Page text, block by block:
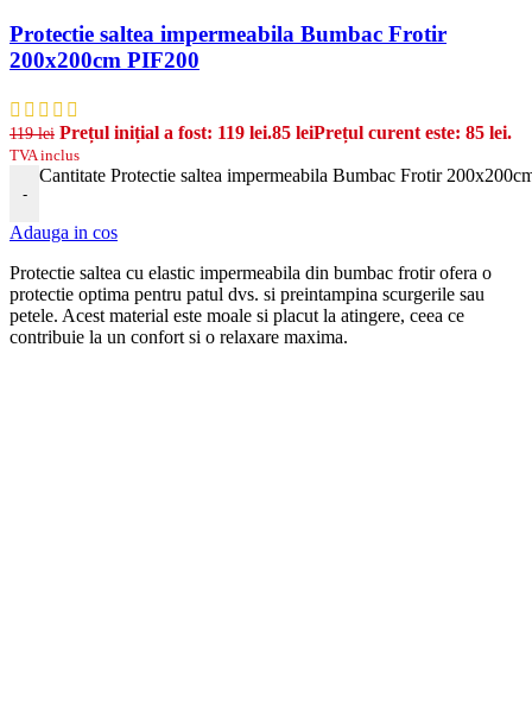
Protectie saltea impermeabila Bumbac Frotir
200x200cm PIF200
119lei Prețul inițial a fost: 119 lei.85 leiPrețul curent este: 85 lei.
TVA inclus
-
Cantitate Protectie saltea impermeabila Bumbac Frotir
Adauga in cos
Protectie saltea cu elastic impermeabila din bumbac frotirofera o
protectie optima pentru patul dvs. si preintampina scurgerile sau
petele. Acest material este moale si placut la atingere, ceea ce
contribuie la un confort si o relaxare maxima.